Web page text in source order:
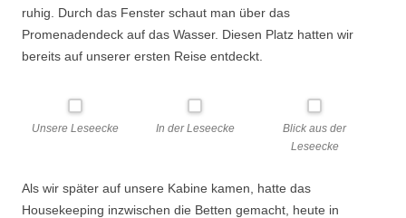
ruhig. Durch das Fenster schaut man über das
Promenadendeck auf das Wasser. Diesen Platz hatten wir
bereits auf unserer ersten Reise entdeckt.
Unsere Leseecke In der Leseecke
Blick aus der
Leseecke
Als wir später auf unsere Kabine kamen, hatte das
Housekeeping inzwischen die Betten gemacht, heute in